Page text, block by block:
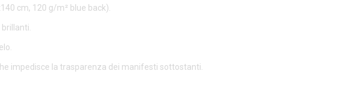
cm, 120 g/m² blue back).
impedisce la trasparenza dei manifesti sottostanti.